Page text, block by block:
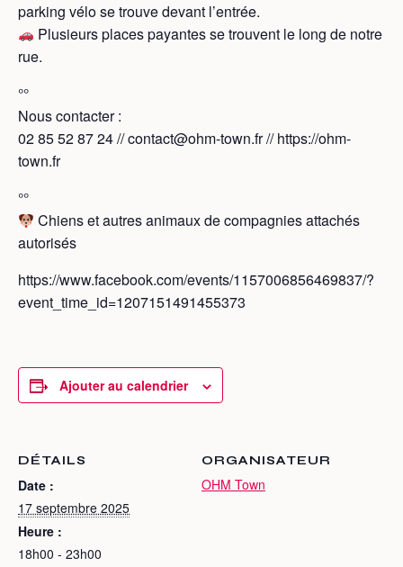
parking vélo se trouve devant l’entrée.
Plusieurs places payantes se trouvent le long de notre
rue.
°°
Nous contacter :
02 85 52 87 24 // contact@ohm-town.fr // https://ohm-
town.fr
°°
Chiens et autres animaux de compagnies attachés
autorisés
https://www.facebook.com/events/1157006856469837/?
event_time_id=1207151491455373
Ajouter au calendrier
DÉTAILS
Date :
17 septembre 2025
Heure :
18h00 - 23h00
ORGANISATEUR
OHM Town